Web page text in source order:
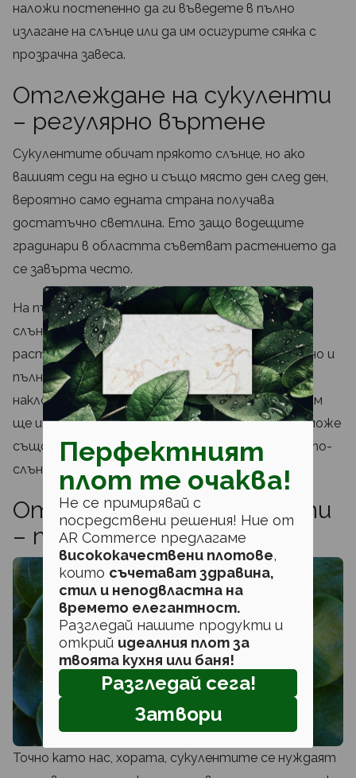
Перфектният
плот те очаква!
Не се примирявай с
посредствени решения! Ние от
AR Commerce предлагаме
висококачествени плотове,
които съчетават здравина,
стил и неподвластна на
времето елегантност.
Разгледай нашите продукти и
открий идеалния плот за
твоята кухня или баня!
Разгледай сега!
Затвори
наложи постепенно да ги въведете в пълно
излагане на слънце или да им осигурите сянка с
прозрачна завеса.
Отглеждане на сукуленти
– регулярно въртене
Сукулентите обичат прякото слънце, но ако
вашият седи на едно и също място ден след ден,
вероятно само едната страна получава
достатъчно светлина. Ето защо водещите
градинари в областта съветват растението да
се завърта често.
На първо място, това ще осигури достъп до
слънчева светлина до всички страни на
растението, така че то да се развива правилно и
пълноценно. Освен това сукулентите ще се
наклонят към слънцето, така че въртенето им
ще им помогне да стоят прави. Накланянето може
също да е знак, че трябва да ги поставите на по-
слънчево място.
Отглеждане на сукуленти
– поливане според сезона
Точно като нас, хората, сукулентите се нуждаят